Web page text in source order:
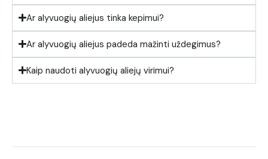
Ar alyvuogių aliejus tinka kepimui?
Ar alyvuogių aliejus padeda mažinti uždegimus?
Kaip naudoti alyvuogių aliejų virimui?